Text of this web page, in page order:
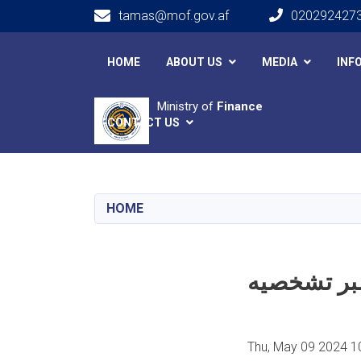
Ministry of Finance
tamas@mof.gov.af
HOME ABOUT US MEDIA
CONTACT US
HOME
Thu, May 09 2024